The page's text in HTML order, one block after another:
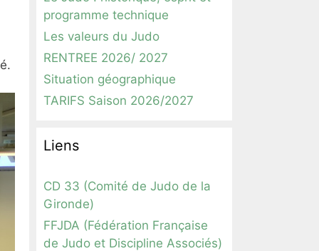
programme technique
Les valeurs du Judo
RENTREE 2026/ 2027
Situation géographique
TARIFS Saison 2026/2027
Liens
CD 33 (Comité de Judo de la
Gironde)
FFJDA (Fédération Française
de Judo et Discipline Associés)